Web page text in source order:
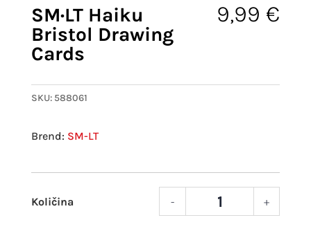
SM·LT Haiku
Bristol Drawing
Cards
9,99 €
SKU: 588061
SM-LT
- +